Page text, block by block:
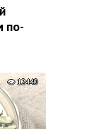
по-
12440